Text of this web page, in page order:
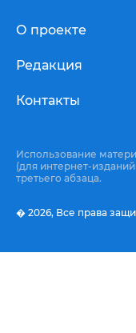
О проекте
Редакция
Контакты
Использование
(для интернет-
третьего абзаца.
� 2026, Все права